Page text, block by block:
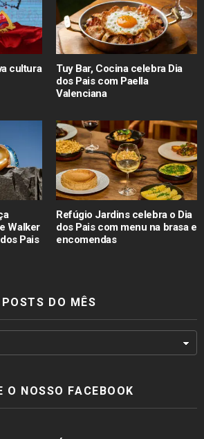
cultura
Tuy Bar, Cocina celebra Dia
dos Pais com Paella
Valenciana
Walker
Pais
Refúgio Jardins celebra o Dia
dos Pais com menu na brasa e
encomendas
POSTS DO MÊS
O NOSSO FACEBOOK